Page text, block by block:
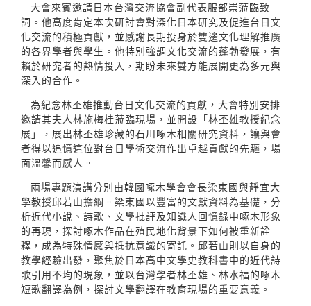
大會來賓邀請日本台灣交流協會副代表服部崇蒞臨致
詞。他高度肯定本次研討會對深化日本研究及促進台日文
化交流的積極貢獻，並感謝長期投身於雙邊文化理解推廣
的各界學者與學生。他特別強調文化交流的蓬勃發展，有
賴於研究者的熱情投入，期盼未來雙方能展開更為多元與
深入的合作。
為紀念林丕雄推動台日文化交流的貢獻，大會特別安排
邀請其夫人林施梅桂蒞臨現場，並開設「林丕雄教授紀念
展」，展出林丕雄珍藏的石川啄木相關研究資料，讓與會
者得以追憶這位對台日學術交流作出卓越貢獻的先驅，場
面溫馨而感人。
兩場專題演講分別由韓國啄木學會會長梁東國與靜宜大
學教授邱若山擔綱。梁東國以豐富的文獻資料為基礎，分
析近代小說、詩歌、文學批評及知識人回憶錄中啄木形象
的再現，探討啄木作品在殖民地化背景下如何被重新詮
釋，成為特殊情感與抵抗意識的寄託。邱若山則以自身的
教學經驗出發，聚焦於日本高中文學史教科書中的近代詩
歌引用不均的現象，並以台灣學者林丕雄、林水福的啄木
短歌翻譯為例，探討文學翻譯在教育現場的重要意義。